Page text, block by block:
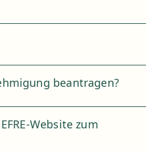
beantragen?
Website zum